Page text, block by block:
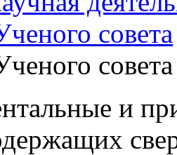
совета
и